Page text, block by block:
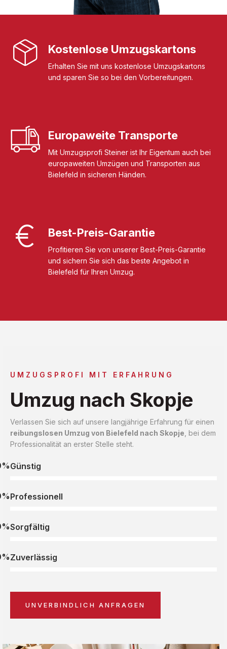
Kostenlose Umzugskartons
Erhalten Sie mit uns kostenlose Umzugskartons
und sparen Sie so bei den Vorbereitungen.
Europaweite Transporte
Mit Umzugsprofi Steiner ist Ihr Eigentum auch bei
europaweiten Umzügen und Transporten aus
Bielefeld in sicheren Händen.
Best-Preis-Garantie
Profitieren Sie von unserer Best-Preis-Garantie
und sichern Sie sich das beste Angebot in
Bielefeld für Ihren Umzug.
UMZUGSPROFI MIT ERFAHRUNG
Umzug nach Skopje
Verlassen Sie sich auf unsere langjährige Erfahrung für einen
reibungslosen Umzug von Bielefeld nach Skopje , bei dem
Professionalität an erster Stelle steht.
Günstig
Professionell
Sorgfältig
Zuverlässig
UNVERBINDLICH ANFRAGEN